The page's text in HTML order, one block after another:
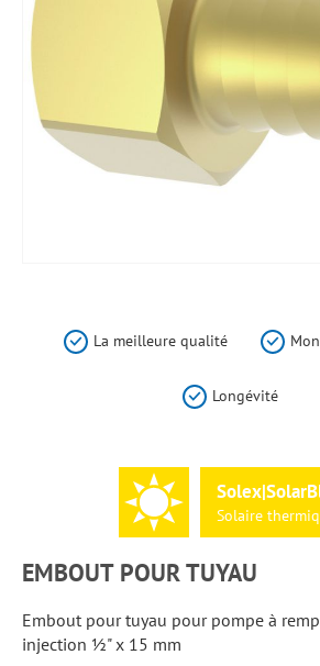
La meilleure qualité
Longévité
Solaire
EMBOUT POUR TUYAU
Embout pour tuyau pour pompe à
injection ½" x 15 mm